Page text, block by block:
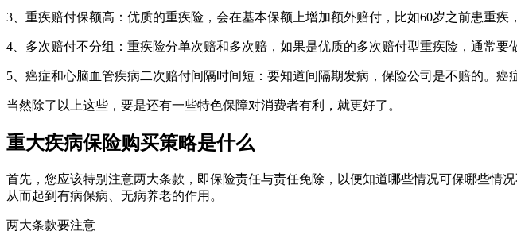
3、重疾赔付保额高：优质的重疾险，会在基本保额上增加额外赔付，比如60岁之前患重疾
4、多次赔付不分组：重疾险分单次赔和多次赔，如果是优质的多次赔付型重疾险，通常要
5、癌症和心脑血管疾病二次赔付间隔时间短：要知道间隔期发病，保险公司是不赔的。
当然除了以上这些，要是还有一些特色保障对消费者有利，就更好了。
重大疾病保险购买策略是什么
首先，您应该特别注意两大条款，即保险责任与责任免除，以便知道哪些情况可保哪些情
从而起到有病保病、无病养老的作用。
两大条款要注意